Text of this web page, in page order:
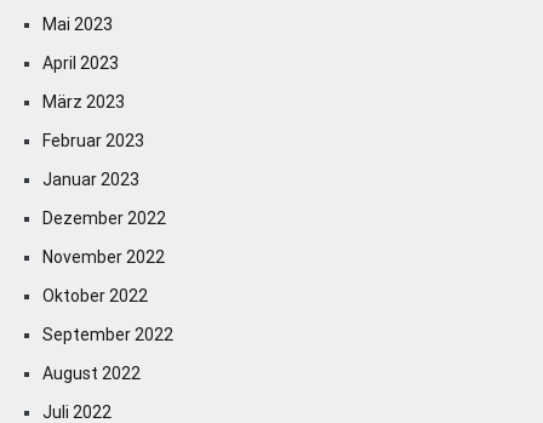
Mai 2023
April 2023
März 2023
Februar 2023
Januar 2023
Dezember 2022
November 2022
Oktober 2022
September 2022
August 2022
Juli 2022